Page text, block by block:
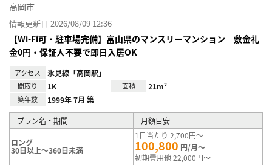
高岡市
情報更新日 2026/08/09 12:36
【Wi-Fi可・駐車場完備】富山県のマンスリーマンション 敷金礼
金0円・保証人不要で即日入居OK
アクセス 氷見線「高岡駅」
間取り 1K 面積 21m²
築年数 1999年 7月 築
プラン名・期間 月額目安
ロング
30日以上～360日未満
1日当たり 2,700円～
100,800 円/月～
初期費用他 22,000円～